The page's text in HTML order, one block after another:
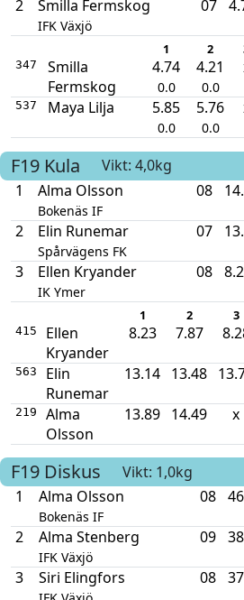
2 Smilla Fermskog
IFK Växjö
07
1 2
347
Smilla
Fermskog
4.74
0.0
4.21
0.0
537 Maya Lilja 5.85
0.0
5.76
0.0
F19 Kula Vikt: 4,0kg
1
Alma Olsson
Bokenäs IF
08
2 Elin Runemar
Spårvägens FK
07
3 Ellen Kryander
IK Ymer
08
1 2 3
415
Ellen
Kryander
8.23 7.87
563
Elin
Runemar
13.14 13.48
219
Alma
Olsson
13.89 14.49 x
F19 Diskus Vikt: 1,0kg
1
Alma Olsson
Bokenäs IF
08
2 Alma Stenberg
IFK Växjö
09
3 Siri Elingfors 08